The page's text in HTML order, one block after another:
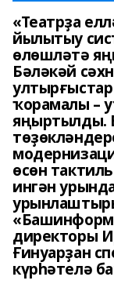
«Театрҙа
йылытыу
өлөшләтә
Бәләкәй
ҡорамалы –
яңыртылды.
өсөн
ингән
директоры
Ғинуарҙан
күрһәтелә